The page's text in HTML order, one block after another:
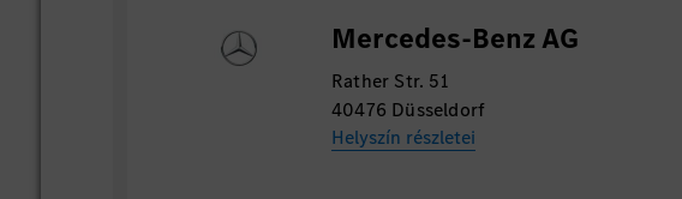
Mercedes-Benz AG
Rather Str. 51
40476 Düsseldorf
Helyszín részletei